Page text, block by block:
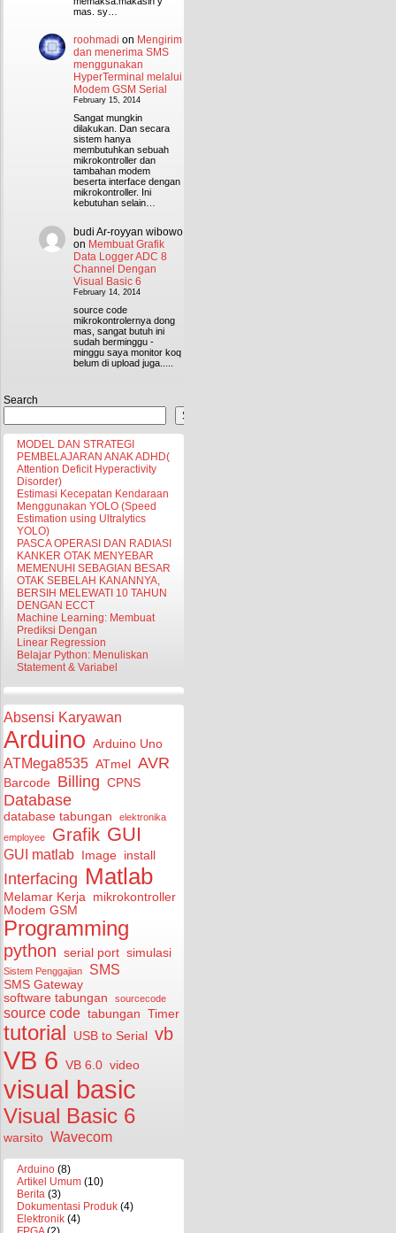
mas. sy…
roohmadi on Mengirim
dan menerima SMS
menggunakan
HyperTerminal melalui
Modem GSM Serial
February 15, 2014
Sangat mungkin
dilakukan. Dan secara
sistem hanya
membutuhkan sebuah
mikrokontroller dan
tambahan modem
beserta interface dengan
mikrokontroller. Ini
kebutuhan selain…
budi Ar-royyan wibowo
on Membuat Grafik
Data Logger ADC 8
Channel Dengan
Visual Basic 6
February 14, 2014
source code
mikrokontrolernya dong
mas, sangat butuh ini
sudah berminggu -
minggu saya monitor koq
belum di upload juga.....
Search
Search
MODEL DAN STRATEGI
PEMBELAJARAN ANAK ADHD(
Attention Deficit Hyperactivity
Disorder)
Estimasi Kecepatan Kendaraan
Menggunakan YOLO (Speed
Estimation using Ultralytics
YOLO)
PASCA OPERASI DAN RADIASI
KANKER OTAK MENYEBAR
MEMENUHI SEBAGIAN BESAR
OTAK SEBELAH KANANNYA,
BERSIH MELEWATI 10 TAHUN
DENGAN ECCT
Machine Learning: Membuat
Prediksi Dengan
Linear Regression
Belajar Python: Menuliskan
Statement & Variabel
Absensi Karyawan
Arduino Arduino Uno
ATMega8535 ATmel AVR
Barcode Billing CPNS
Database
database tabungan
elektronika
employee
Grafik GUI
GUI matlab Image install
Interfacing Matlab
Melamar Kerja mikrokontroller
Modem GSM
Programming
python serial port simulasi
Sistem Penggajian SMS
SMS Gateway
software tabungan
sourcecode
source code tabungan Timer
tutorial USB to Serial vb
VB 6 VB 6.0 video
visual basic
Visual Basic 6
warsito Wavecom
Arduino (8)
Artikel Umum (10)
Berita (3)
Dokumentasi Produk (4)
Elektronik (4)